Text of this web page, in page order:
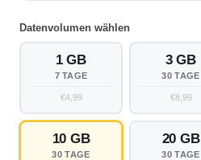
Datenvolumen wählen
1 GB
7 TAGE
€4,99
3 GB
30 TAGE
€8,99
10 GB
30 TAGE
20 GB
30 TAGE